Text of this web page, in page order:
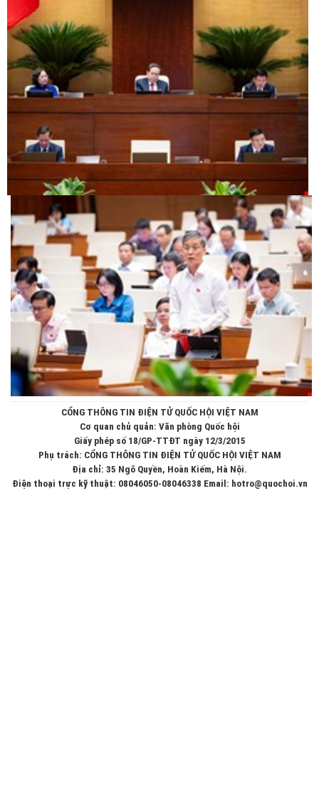
CỔNG THÔNG TIN ĐIỆN TỬ QUỐC HỘI VIỆT NAM
Cơ quan chủ quản: Văn phòng Quốc hội
Giấy phép số 18/GP-TTĐT ngày 12/3/2015
Phụ trách: CỔNG THÔNG TIN ĐIỆN TỬ QUỐC HỘI VIỆT NAM
Địa chỉ: 35 Ngô Quyền, Hoàn Kiếm, Hà Nội.
Điện thoại trực kỹ thuật: 08046050-08046338 Email: hotro@quochoi.vn